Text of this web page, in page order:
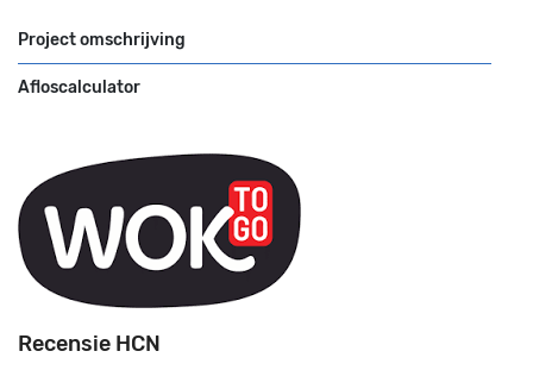
Project omschrijving
Afloscalculator
Recensie HCN